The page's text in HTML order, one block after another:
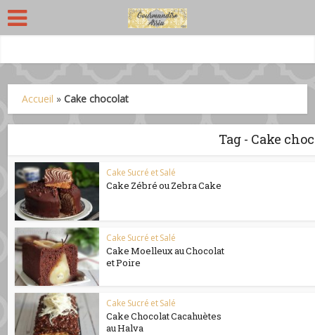
Accueil »Cake chocolat
Tag - Cake
Cake Sucré et Salé
Cake Zébré ou Zebra Cake
Cake Sucré et Salé
Cake Moelleux au Chocolat
et Poire
Cake Sucré et Salé
Cake Chocolat Cacahuètes
au Halva